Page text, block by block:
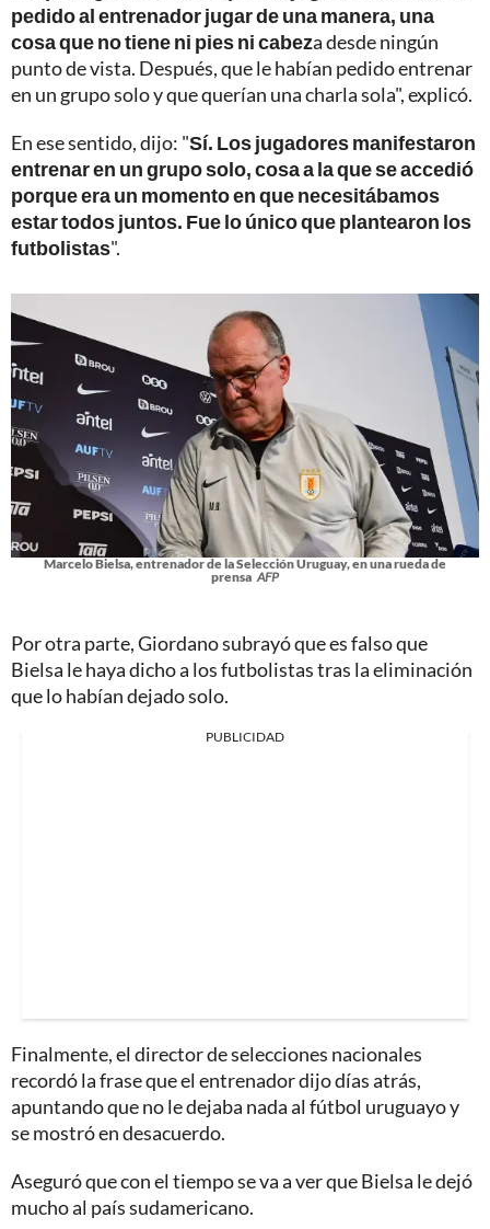
pedido al entrenador jugar de una manera, una
cosa que no tiene ni pies ni cabeza desde ningún
punto de vista. Después, que le habían pedido entrenar
en un grupo solo y que querían una charla sola", explicó.
En ese sentido, dijo: "Sí. Los jugadores manifestaron
entrenar en un grupo solo, cosa a la que se accedió
porque era un momento en que necesitábamos
estar todos juntos. Fue lo único que plantearon los
futbolistas".
Marcelo Bielsa, entrenador de la Selección Uruguay, en una rueda de
prensa AFP
Por otra parte, Giordano subrayó que es falso que
Bielsa le haya dicho a los futbolistas tras la eliminación
que lo habían dejado solo.
PUBLICIDAD
Finalmente, el director de selecciones nacionales
recordó la frase que el entrenador dijo días atrás,
apuntando que no le dejaba nada al fútbol uruguayo y
se mostró en desacuerdo.
Aseguró que con el tiempo se va a ver que Bielsa le dejó
mucho al país sudamericano.